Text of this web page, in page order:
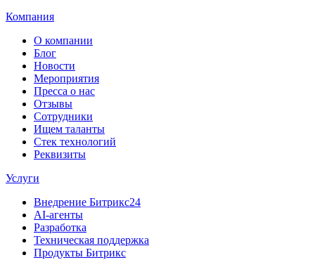
Компания
О компании
Блог
Новости
Мероприятия
Пресса о нас
Отзывы
Сотрудники
Ищем таланты
Стек технологий
Реквизиты
Услуги
Внедрение Битрикс24
AI-агенты
Разработка
Техническая поддержка
Продукты Битрикс